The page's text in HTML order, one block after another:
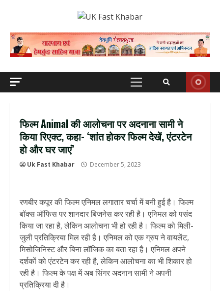
Primary
फिल्म Animal की आलोचना पर अदनाना सामी ने
किया रिएक्ट, कहा- ‘शांत होकर फिल्म देखें, एंटरटेन
हो और घर जाएं’
Uk Fast Khabar December 5, 2023
रणबीर कपूर की फिल्म एनिमल लगातार चर्चा में बनी हुई है। फिल्म
बॉक्स ऑफिस पर शानदार बिजनेस कर रही है। एनिमल को पसंद
किया जा रहा है, लेकिन आलोचना भी हो रही है। फिल्म को मिली-
जुली प्रतिक्रिया मिल रही है। एनिमल को एक ग्रुप ने वायलेंट,
मिसोजिनिस्ट और बिना लॉजिक का बता रहा है। एनिमल अपने
दर्शकों को एंटरटेन कर रही है, लेकिन आलोचना का भी शिकार हो
रही है। फिल्म के पक्ष में अब सिंगर अदनान सामी ने अपनी
प्रतिक्रिया दी है।